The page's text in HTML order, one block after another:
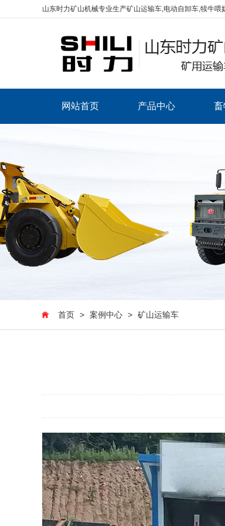
山东时力矿山机械专业生产矿山运输车,电动自卸车,犊牛喂
网站首页 产品中心 畜
首页 > 案例中心 > 矿山运输车